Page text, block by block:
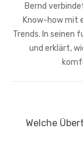
Bernd
Know-how mit
Trends. In seinen
und erklärt,
Previous
Welche